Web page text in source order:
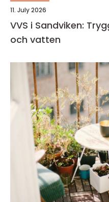
11. July 2026
VVS i Sandviken:
och vatten